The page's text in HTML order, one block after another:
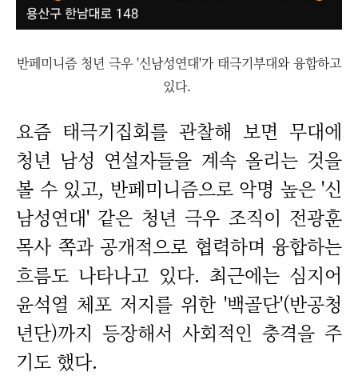
반페미니즘 청년 극우 '신남성연대'가 태극기부대와 융합하고
있다.
요즘 태극기집회를 관찰해 보면 무대에
청년 남성 연설자들을 계속 올리는 것을
볼 수 있고, 반페미니즘으로 악명 높은 '신
남성연대' 같은 청년 극우 조직이 전광훈
목사 쪽과 공개적으로 협력하며 융합하는
흐름도 나타나고 있다. 최근에는 심지어
윤석열 체포 저지를 위한 '백골단'(반공청
년단)까지 등장해서 사회적인 충격을 주
기도 했다.